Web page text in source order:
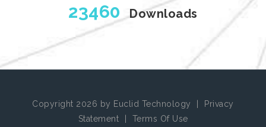
23460 Downloads
Copyright 2026 by Euclid Technology
Privacy
Statement
Terms Of Use